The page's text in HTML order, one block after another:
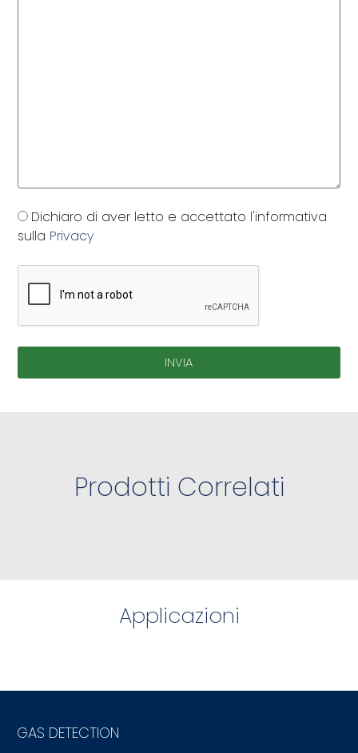
Dichiaro di aver letto e accettato l'informativa
sulla Privacy
INVIA
Prodotti Correlati
Applicazioni
GAS DETECTION